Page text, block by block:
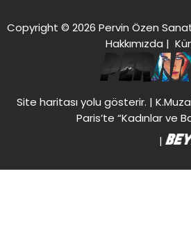
Copyright © 2026 Pervin Özen
Hakkımızda |
Site haritası yolu gösterir. |
Paris’te “Kadınlar ve
|